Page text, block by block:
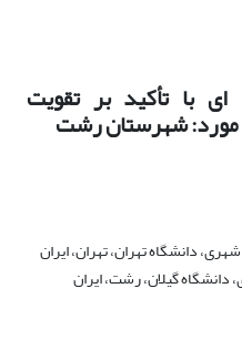
با تأکید بر تقویت
مورد: شهرستان رشت
دانشگاه تهران، تهران، ایران
دانشگاه گیلان، رشت، ایران